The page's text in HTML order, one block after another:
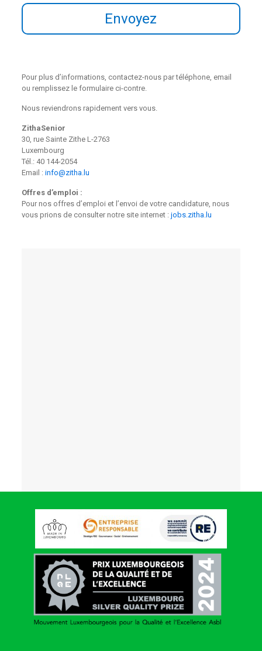
Pour plus d’informations, contactez-nous par téléphone, email
ou remplissez le formulaire ci-contre.
Nous reviendrons rapidement vers vous.
ZithaSenior
30, rue Sainte Zithe L-2763
Luxembourg
Tél.: 40 144-2054
Email : info@zitha.lu
Offres d’emploi :
Pour nos offres d’emploi et l’envoi de votre candidature, nous
vous prions de consulter notre site internet : jobs.zitha.lu